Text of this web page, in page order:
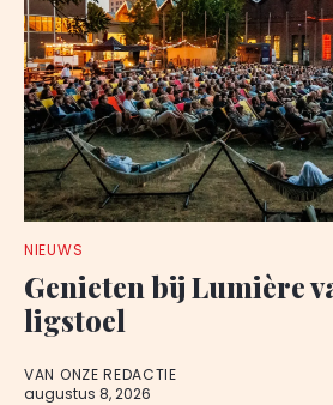
NIEUWS
Genieten bij Lumière
ligstoel
VAN ONZE REDACTIE
augustus 8, 2026